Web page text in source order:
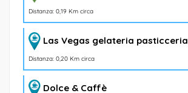
Distanza: 0,19 Km circa
Las Vegas gelateria pasticceria
Distanza: 0,20 Km circa
Dolce & Caffè